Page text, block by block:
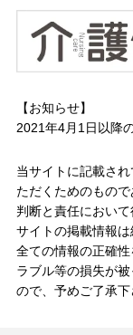
【お知らせ】
2021年4月1日以降
当サイトに記載さ
ただくためのもの
判断と責任におい
サイトの掲載情報
全ての情報の正確
ラブル等の損失が
ので、予めご了承下